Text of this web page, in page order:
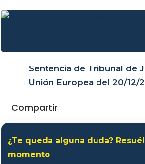
Sentencia de Tribunal de
Unión Europea del 20/12/
Compartir
¿Te queda alguna duda?
momento